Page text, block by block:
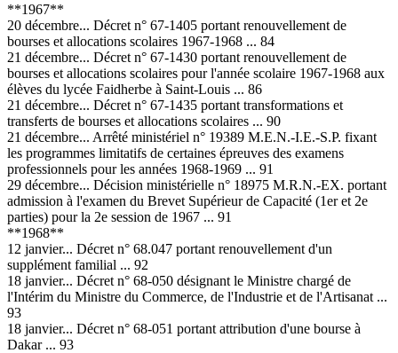
**1967**
20 décembre... Décret n° 67-1405 portant renouvellement de
bourses et allocations scolaires 1967-1968 ... 84
21 décembre... Décret n° 67-1430 portant renouvellement de
bourses et allocations scolaires pour l'année scolaire 1967-1968 aux
élèves du lycée Faidherbe à Saint-Louis ... 86
21 décembre... Décret n° 67-1435 portant transformations et
transferts de bourses et allocations scolaires ... 90
21 décembre... Arrêté ministériel n° 19389 M.E.N.-I.E.-S.P. fixant
les programmes limitatifs de certaines épreuves des examens
professionnels pour les années 1968-1969 ... 91
29 décembre... Décision ministérielle n° 18975 M.R.N.-EX. portant
admission à l'examen du Brevet Supérieur de Capacité (1er et 2e
parties) pour la 2e session de 1967 ... 91
**1968**
12 janvier... Décret n° 68.047 portant renouvellement d'un
supplément familial ... 92
18 janvier... Décret n° 68-050 désignant le Ministre chargé de
l'Intérim du Ministre du Commerce, de l'Industrie et de l'Artisanat ...
93
18 janvier... Décret n° 68-051 portant attribution d'une bourse à
Dakar ... 93